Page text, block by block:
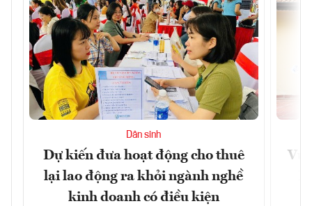
Dân sinh
Dự kiến đưa hoạt động cho thuê
lại lao động ra khỏi ngành nghề
kinh doanh có điều kiện